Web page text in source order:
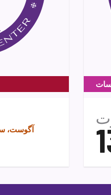
۱۲ آگوست، ساعت ۶